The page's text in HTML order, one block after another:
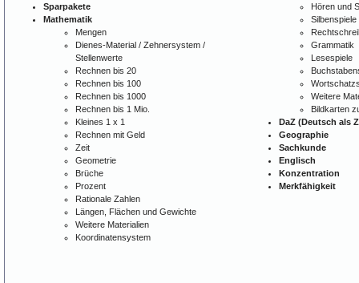
Sparpakete
Mathematik
Mengen
Dienes-Material / Zehnersystem /
Stellenwerte
Rechnen bis 20
Rechnen bis 100
Rechnen bis 1000
Rechnen bis 1 Mio.
Kleines 1 x 1
Rechnen mit Geld
Zeit
Geometrie
Brüche
Prozent
Rationale Zahlen
Längen, Flächen und Gewichte
Weitere Materialien
Koordinatensystem
Hören und
Silbenspiele
Grammatik
Lesespiele
Weitere
Bildkarten
DaZ (Deutsch als
Geographie
Sachkunde
Englisch
Konzentration
Merkfähigkeit